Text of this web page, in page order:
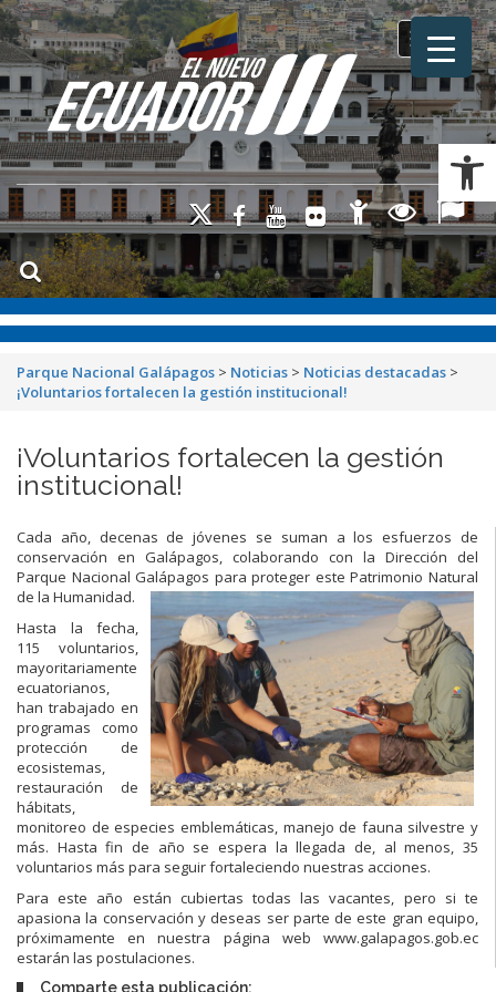
Toggle
Parque Nacional Galápagos > Noticias > Noticias destacadas >
¡Voluntarios fortalecen la gestión institucional!
¡Voluntarios fortalecen la gestión
institucional!
Cada año, decenas de jóvenes se suman a los esfuerzos de
conservación en Galápagos, colaborando con la Dirección del
Parque Nacional Galápagos para proteger este Patrimonio Natural
de la Humanidad.
Hasta la fecha,
115 voluntarios,
mayoritariamente
ecuatorianos,
han trabajado en
programas como
protección de
ecosistemas,
restauración de
hábitats,
monitoreo de especies emblemáticas, manejo de fauna silvestre y
más. Hasta fin de año se espera la llegada de, al menos, 35
voluntarios más para seguir fortaleciendo nuestras acciones.
Para este año están cubiertas todas las vacantes, pero si te
apasiona la conservación y deseas ser parte de este gran equipo,
próximamente en nuestra página web www.galapagos.gob.ec
estarán las postulaciones.
Comparte esta publicación: